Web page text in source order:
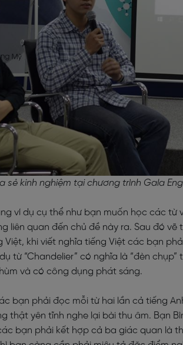
sẻ kinh nghiệm tại chương trình Gala
ví dụ cụ thể như bạn muốn học các từ
liên quan đến chủ đề này ra. Sau đó vẽ
Việt, khi viết nghĩa tiếng Việt các bạn
từ “Chandelier” có nghĩa là “đèn
và có công dụng phát sáng.
bạn phải đọc mỗi từ hai lần cả tiếng
thật yên tĩnh nghe lại bài thu âm. Bạn
bạn phải kết hợp cả ba giác quan là